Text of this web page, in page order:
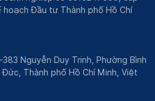
Đầu tư Thành phố Hồ Chí
Nguyễn Duy Trinh, Phường Bình
Thành phố Hồ Chí Minh, Việt